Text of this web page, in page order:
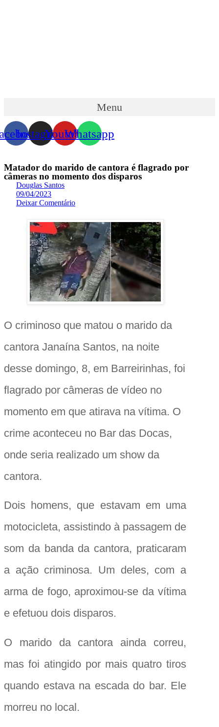
Menu
InstagramYoutubeWhatsapp
Matador do marido de cantora é flagrado por
câmeras no momento dos disparos
Douglas Santos
09/04/2023
Deixar Comentário
O criminoso que matou o marido da
cantora Janaína Santos, na noite
desse domingo, 8, em Barreirinhas, foi
flagrado por câmeras de vídeo no
momento em que atirava na vítima. O
crime aconteceu no Bar das Docas,
onde seria realizado um show da
cantora.
Dois homens, que estavam em uma
motocicleta, assistindo à passagem de
som da banda da cantora, praticaram
a ação criminosa. Um deles, com a
arma de fogo, aproximou-se da vítima
e efetuou dois disparos.
O marido da cantora ainda correu,
mas foi atingido por mais quatro tiros
quando estava na escada do bar. Ele
morreu no local.